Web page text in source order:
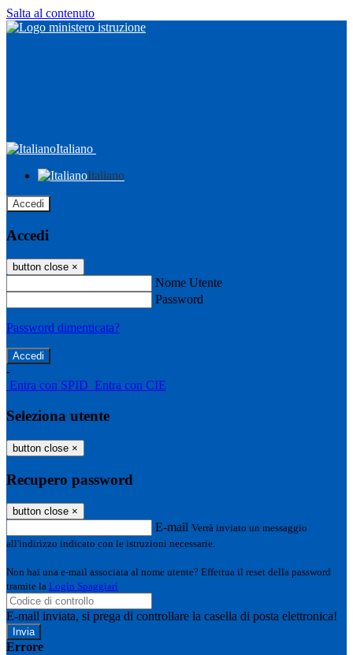
Salta al contenuto
Italiano
Italiano
Accedi
Accedi
button close ×
Nome Utente
Password
Password dimenticata?
-
Entra con SPID Entra con CIE
Seleziona utente
button close ×
Recupero password
button close ×
E-mail Verrà inviato un messaggio
all'indirizzo indicato con le istruzioni necessarie.
Non hai una e-mail associata al nome utente? Effettua il reset della password
tramite la Login Spaggiari
E-mail inviata, si prega di controllare la casella di posta elettronica!
Errore